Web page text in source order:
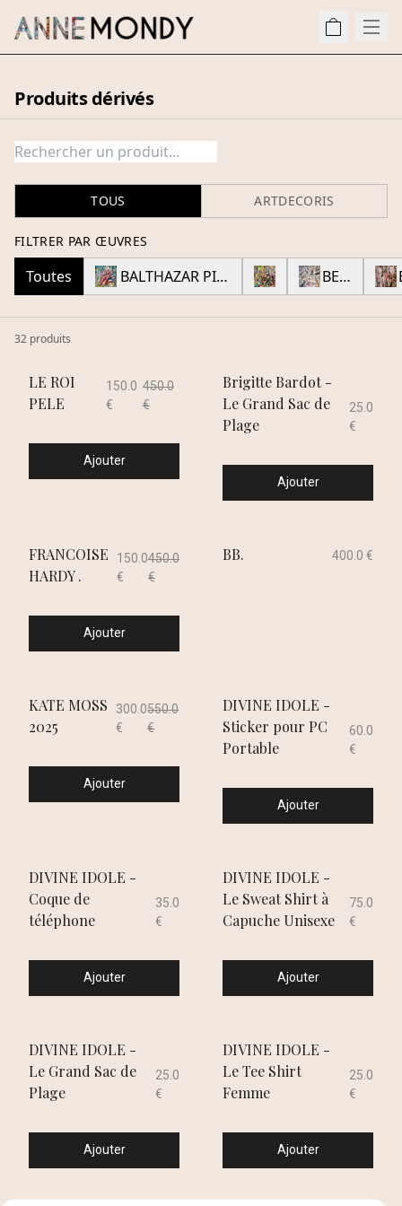
Produits dérivés
TOUS ARTDECORIS
FILTRER PAR ŒUVRES
Toutes BALTHAZAR PICSOU BEAUTY
32 produits
LE ROI
PELE
150.0
€
450.0
€
Ajouter
Brigitte Bardot -
Le Grand Sac de
Plage
25.0
€
Ajouter
FRANCOISE
HARDY .
150.0
€
450.0
€
Ajouter
BB. 400.0 €
KATE MOSS
2025
300.0
€
550.0
€
Ajouter
DIVINE IDOLE -
Sticker pour PC
Portable
60.0
€
Ajouter
DIVINE IDOLE -
Coque de
téléphone
35.0
€
Ajouter
DIVINE IDOLE -
Le Sweat Shirt à
Capuche Unisexe
75.0
€
Ajouter
DIVINE IDOLE -
Le Grand Sac de
Plage
25.0
€
Ajouter
DIVINE IDOLE -
Le Tee Shirt
Femme
25.0
€
Ajouter